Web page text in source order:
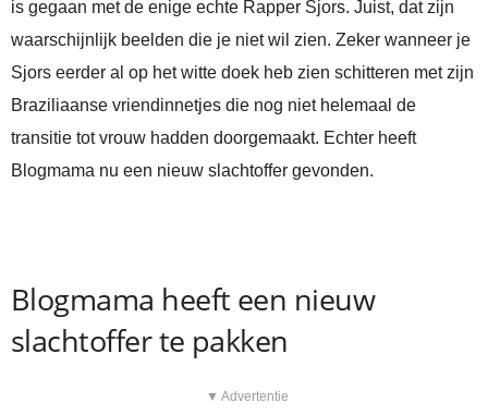
is gegaan met de enige echte Rapper Sjors. Juist, dat zijn
waarschijnlijk beelden die je niet wil zien. Zeker wanneer je
Sjors eerder al op het witte doek heb zien schitteren met zijn
Braziliaanse vriendinnetjes die nog niet helemaal de
transitie tot vrouw hadden doorgemaakt. Echter heeft
Blogmama nu een nieuw slachtoffer gevonden.
Blogmama heeft een nieuw
slachtoffer te pakken
▼ Advertentie